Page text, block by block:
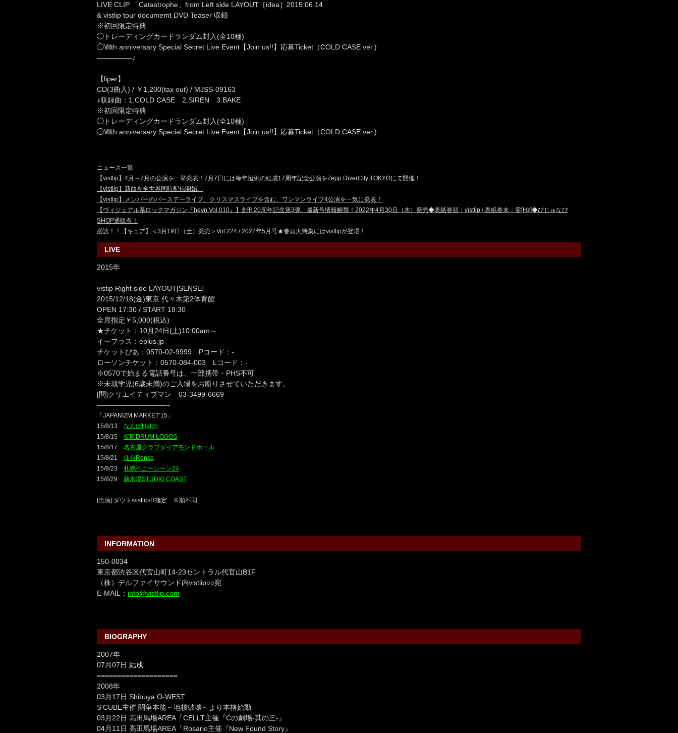
LIVE CLIP 「Catastrophe」from Left side LAYOUT［idea］2015.06.14
& vistlip tour documemt DVD Teaser 収録
※初回限定特典
◯トレーディングカードランダム封入(全10種)
◯Ⅷth anniversary Special Secret Live Event【Join us!!】応募Ticket（COLD CASE ver.)
—————♪
【liper】
CD(3曲入) / ￥1,200(tax out) / MJSS-09163
♪収録曲：1.COLD CASE 2.SIREN 3.BAKE
※初回限定特典
◯トレーディングカードランダム封入(全10種)
◯Ⅷth anniversary Special Secret Live Event【Join us!!】応募Ticket（COLD CASE ver.)
ニュース一覧
【vistlip】4月～7月の公演を一挙発表！7月7日には毎年恒例の結成17周年記念公演をZepp DiverCity TOKYOにて開催！
【vistlip】新曲を全世界同時配信開始。
【vistlip】メンバーのバースデーライブ、クリスマスライブを含む、ワンマンライブ4公演を一気に発表！
【ヴィジュアル系ロックマガジン『hevn Vol.010』】創刊20周年記念第3弾、最新号情報解禁！2022年4月30日（木）発売◆表紙巻頭：vistlip / 表紙巻末：零[Hz]◆びじゅなび
SHOP通販有！
必読！！【キュア】＜3月19日（土）発売＞Vol.224 / 2022年5月号★巻頭大特集にはvistlipが登場！
LIVE
2015年
vistip Right side LAYOUT[SENSE]
2015/12/18(金)東京 代々木第2体育館
OPEN 17:30 / START 18:30
全席指定￥5,000(税込)
★チケット：10月24日(土)10:00am～
イープラス：eplus.jp
チケットぴあ：0570-02-9999 Pコード：-
ローソンチケット：0570-084-003 Lコード：-
※0570で始まる電話番号は、一部携帯・PHS不可
※未就学児(6歳未満)のご入場をお断りさせていただきます。
[問]クリエイティブマン 03-3499-6669
——————————-
「JAPANIZM MARKET’15」
15/8/13 なんばHatch
15/8/15 福岡DRUM LOGOS
15/8/17 名古屋クラブダイアモンドホール
15/8/21 仙台Rensa
15/8/23 札幌ペニーレーン24
15/8/29 新木場STUDIO COAST
[出演] ダウト/vistlip/R指定 ※順不同
INFORMATION
150-0034
東京都渋谷区代官山町14-23セントラル代官山B1F
（株）デルファイサウンド内vistlip○○宛
E-MAIL： info@vistlip.com
BIOGRAPHY
2007年
07月07日 結成
====================
2008年
03月17日 Shibuya O-WEST
S’CUBE主催 闘争本能～地核破壊～より本格始動
03月22日 高田馬場AREA「CELLT主催『Cの劇場-其の三-』
04月11日 高田馬場AREA「Rosario主催『New Found Story』